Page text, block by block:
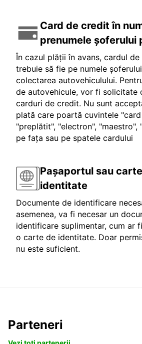
Card de credit în
prenumele șoferului
În cazul plății în avans, cardul
trebuie să fie pe numele
colectarea autovehiculului.
de autovehicule, vor fi solicitate
carduri de credit. Nu sunt
plată care poartă cuvintele
"preplătit", "electron", "maestro",
pe fața sau pe spatele cardului
Pașaportul sau
identitate
Documente de identificare
asemenea, va fi necesar un
identificare suplimentar, cum ar
o carte de identitate. Doar
nu este suficient.
Parteneri